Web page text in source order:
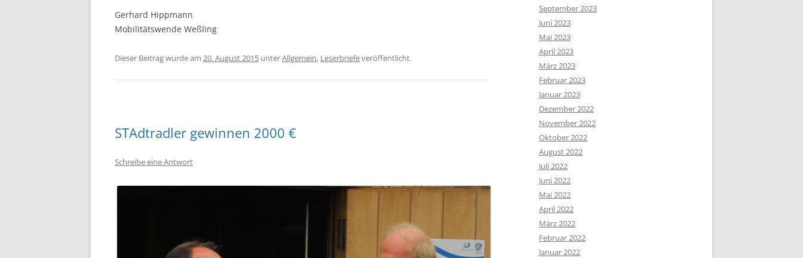
Gerhard Hippmann
Mobilitätswende Weßling
Dieser Beitrag wurde am 20. August 2015 unterAllgemein, Leserbriefeveröffentlicht.
STAdtradler gewinnen 2000 €
Schreibe eine Antwort
September 2023
Juni 2023
Mai 2023
April 2023
März 2023
Februar 2023
Januar 2023
Dezember 2022
November 2022
Oktober 2022
August 2022
Juli 2022
Juni 2022
Mai 2022
April 2022
März 2022
Februar 2022
Januar 2022